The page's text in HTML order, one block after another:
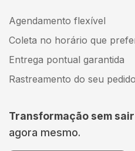
Agendamento flexível
Coleta no horário que
Entrega pontual garantida
Rastreamento do seu pedido
Transformação sem
agora mesmo.